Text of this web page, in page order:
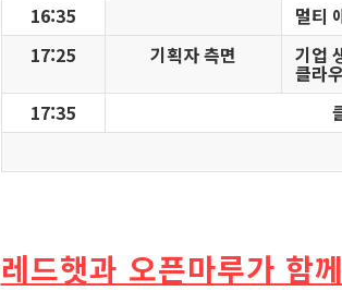
16:35
멀티
17:25
기획자 측면 기업
클라
17:35
레드햇과 오픈마루가 함